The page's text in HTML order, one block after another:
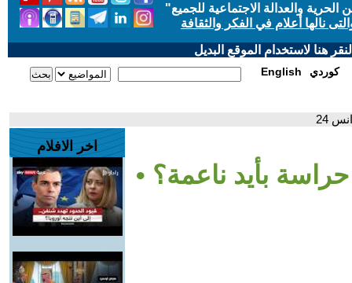
والعدالة الاجتماعية للجميع"
نالها أعلام في الفكر والثقافة
هنا لاستخدام الموقع البديل
English كوردي
24
بأيد ناعمة؟ •
اخر الافلام